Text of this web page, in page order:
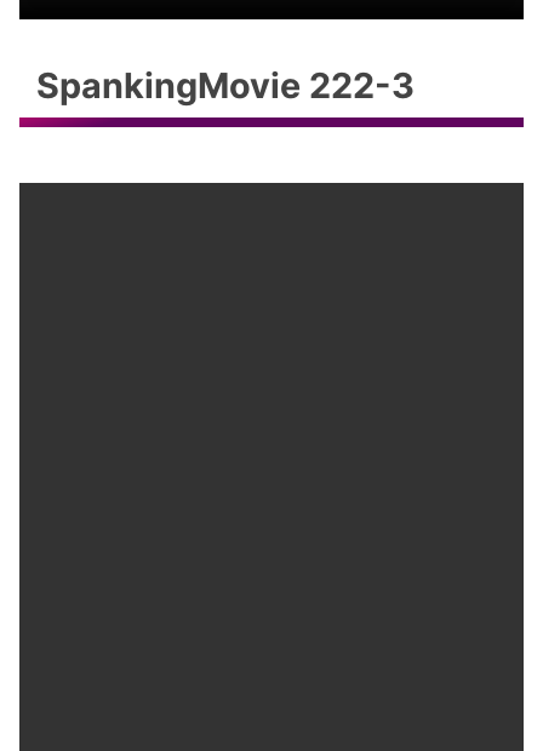
SpankingMovie 222-3